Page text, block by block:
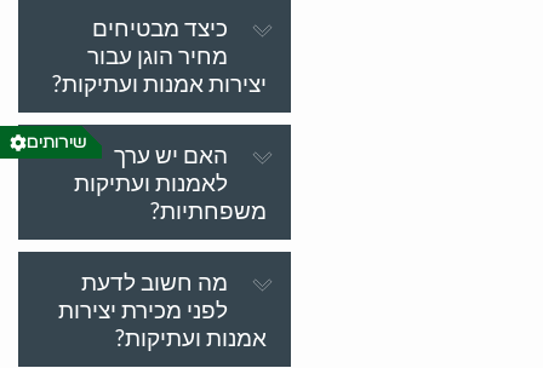
כיצד מבטיחים
מחיר הוגן עבור
יצירות אמנות ועתיקות?
האם יש ערך
לאמנות ועתיקות
משפחתיות?
מה חשוב לדעת
לפני מכירת יצירות
אמנות ועתיקות?
שירותים